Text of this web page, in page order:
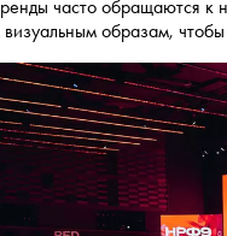
часто обращаются к
образам,
формирует новые
— от былин до 90-х